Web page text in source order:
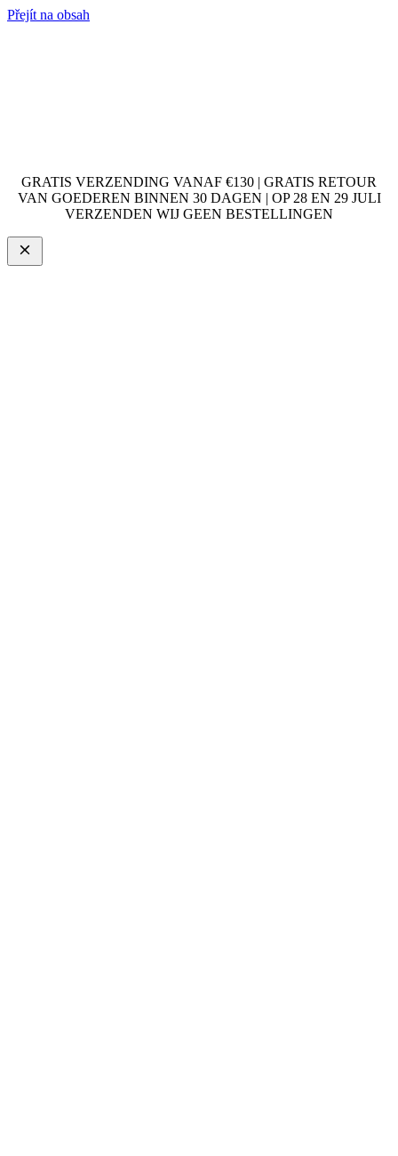
Přejít na obsah
GRATIS VERZENDING VANAF €130 | GRATIS RETOUR
VAN GOEDEREN BINNEN 30 DAGEN | OP 28 EN 29 JULI
VERZENDEN WIJ GEEN BESTELLINGEN